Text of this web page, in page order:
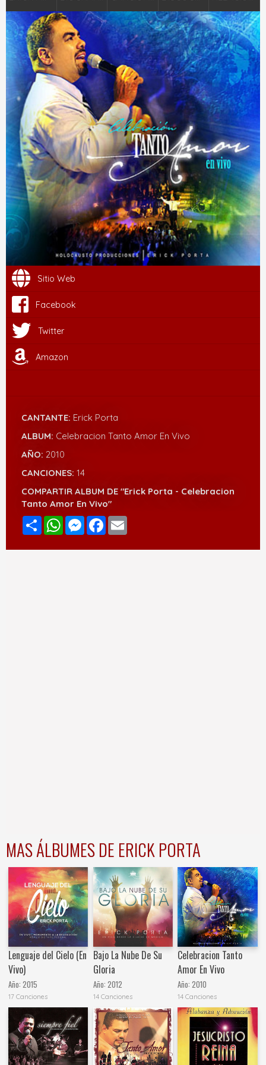
Sitio Web
Facebook
Twitter
Amazon
CANTANTE: Erick Porta
ALBUM: Celebracion Tanto Amor En Vivo
AÑO: 2010
CANCIONES: 14
COMPARTIR ALBUM DE "Erick Porta - Celebracion
Tanto Amor En Vivo"
Compartir
WhatsAppMessenger
Facebook
MAS ÁLBUMES DE ERICK PORTA
Lenguaje del Cielo (En
Vivo)
Año:2015
17 Canciones
Bajo La Nube De Su
Gloria
Año: 2012
14 Canciones
Celebracion Tanto
Amor En Vivo
Año:2010
14 Canciones